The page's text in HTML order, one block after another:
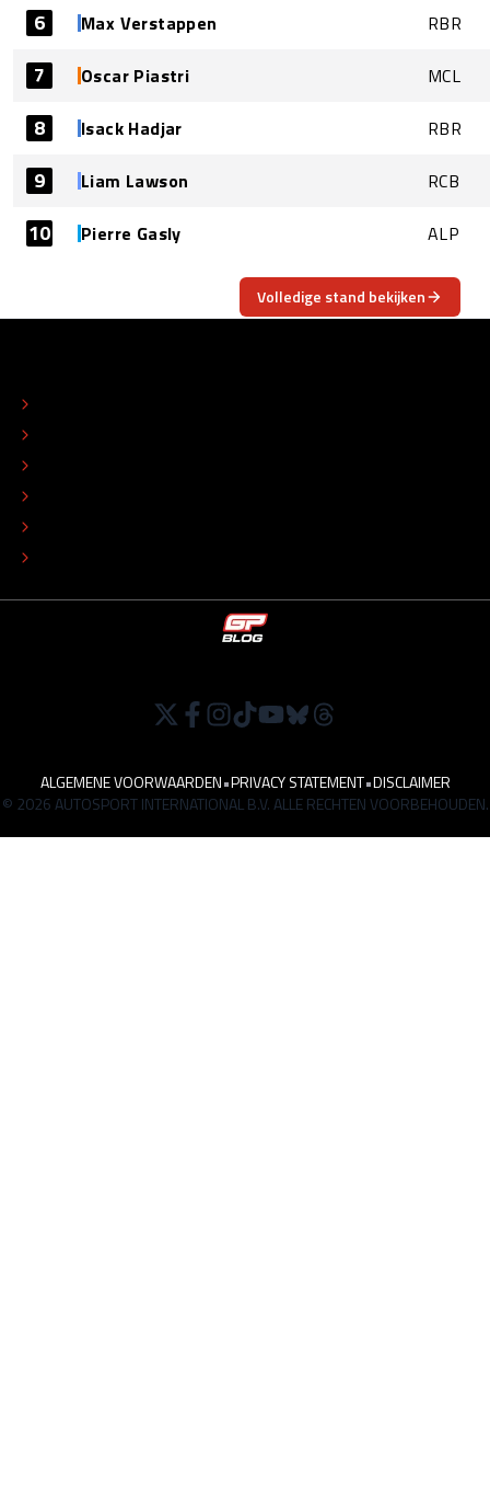
6 Max Verstappen RBR
7 Oscar Piastri MCL
8 Isack Hadjar RBR
9 Liam Lawson RCB
10 Pierre Gasly ALP
Volledige stand bekijken
ALGEMENE VOORWAARDEN•PRIVACY STATEMENT•DISCLAIMER
© 2026 AUTOSPORT INTERNATIONAL B.V. ALLE RECHTEN VOORBEHOUDEN.